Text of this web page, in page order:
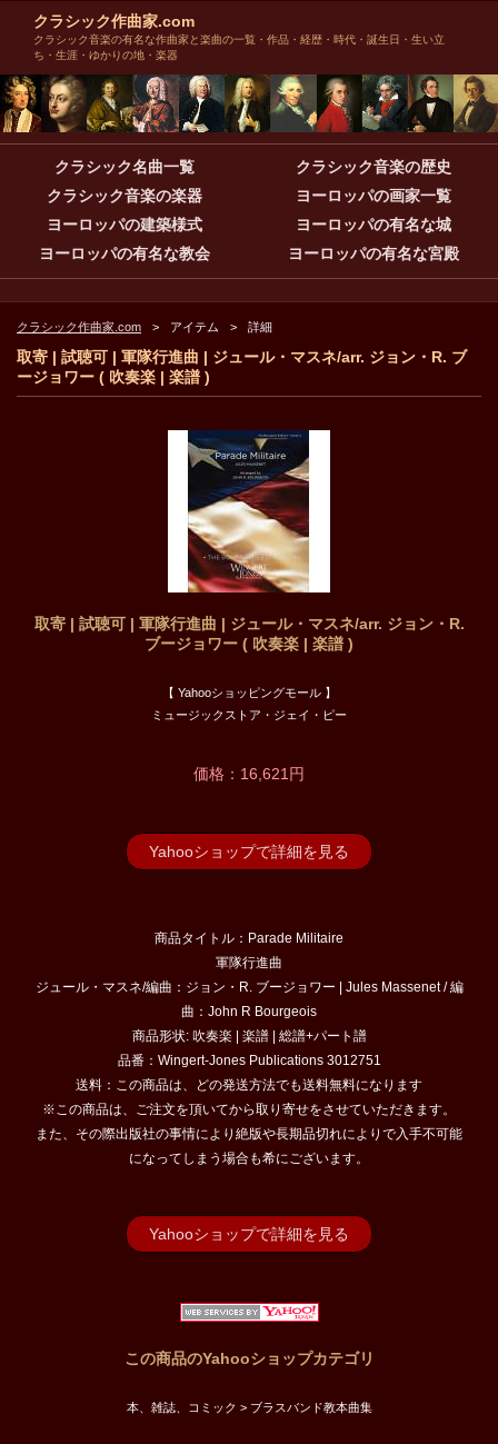
クラシック作曲家.com
クラシック音楽の有名な作曲家と楽曲の一覧・作品・経歴・時代・誕生日・生い立
ち・生涯・ゆかりの地・楽器
クラシック名曲一覧
クラシック音楽の歴史
クラシック音楽の楽器
ヨーロッパの画家一覧
ヨーロッパの建築様式
ヨーロッパの有名な城
ヨーロッパの有名な教会
ヨーロッパの有名な宮殿
クラシック作曲家.com アイテム 詳細
取寄 | 試聴可 | 軍隊行進曲 | ジュール・マスネ/arr. ジョン・R. ブ
ージョワー ( 吹奏楽 | 楽譜 )
取寄 | 試聴可 | 軍隊行進曲 | ジュール・マスネ/arr. ジョン・R.
ブージョワー ( 吹奏楽 | 楽譜 )
【 Yahooショッピングモール 】
ミュージックストア・ジェイ・ピー
価格：16,621円
Yahooショップで詳細を見る
商品タイトル：Parade Militaire
軍隊行進曲
ジュール・マスネ/編曲：ジョン・R. ブージョワー | Jules Massenet / 編
曲：John R Bourgeois
商品形状: 吹奏楽 | 楽譜 | 総譜+パート譜
品番：Wingert-Jones Publications 3012751
送料：この商品は、どの発送方法でも送料無料になります
※この商品は、ご注文を頂いてから取り寄せをさせていただきます。
また、その際出版社の事情により絶版や長期品切れによりで入手不可能
になってしまう場合も希にございます。
Yahooショップで詳細を見る
この商品のYahooショップカテゴリ
本、雑誌、コミック > ブラスバンド教本曲集